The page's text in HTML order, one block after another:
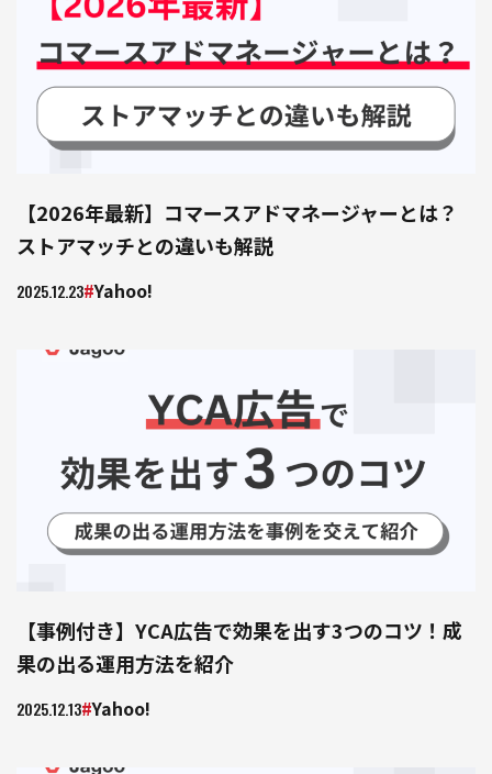
ECお役立ち資料
お問い合わせ
【2026年最新】コマースアドマネージャーとは？
ストアマッチとの違いも解説
2025.12.23 Yahoo!
【事例付き】YCA広告で効果を出す3つのコツ！成
果の出る運用方法を紹介
2025.12.13 Yahoo!